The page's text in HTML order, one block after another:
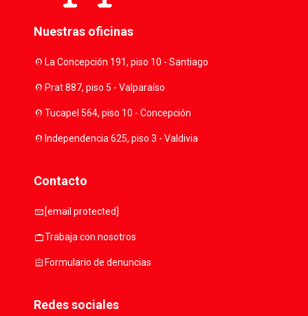
Nuestras oficinas
location_onLa Concepción 191, piso 10 - Santiago
location_onPrat 887, piso 5 - Valparaíso
location_onTucapel 564, piso 10 - Concepción
location_onIndependencia 625, piso 3 - Valdivia
Contacto
mail [email protected]
workTrabaja con nosotros
assignmentFormulario de denuncias
Redes sociales